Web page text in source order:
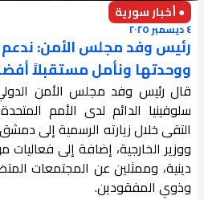
● أخبار سورية
٤ ديسمبر ٢٠٢٥
رئيس وفد مجلس الأمن:
ووحدتها ونأمل مستقبلاً
قال رئيس وفد مجلس الأمن الدولي
سلوفينيا الدائم لدى الأمم
التقى خلال زيارته الرسمية إلى
ووزير الخارجية، إضافة إلى
دينية، وممثلين عن المجتمعات
وذوي المفقودين.